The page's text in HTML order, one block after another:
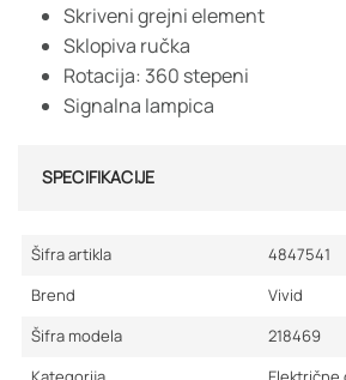
Skriveni grejni element
Sklopiva ručka
Rotacija: 360 stepeni
Signalna lampica
SPECIFIKACIJE
Šifra artikla
4847541
Brend
Vivid
Šifra modela
218469